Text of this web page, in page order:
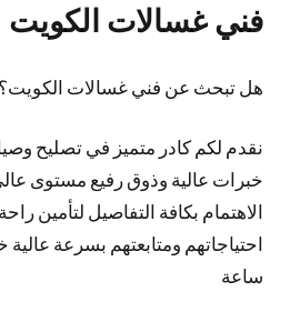
فني غسالات الكويت
هل تبحث عن فني غسالات الكويت؟
نقدم لكم كادر متميز في تصليح
خبرات عالية وذوق رفيع مستوى
الاهتمام بكافة التفاصيل لتأمين راحة
ساعة